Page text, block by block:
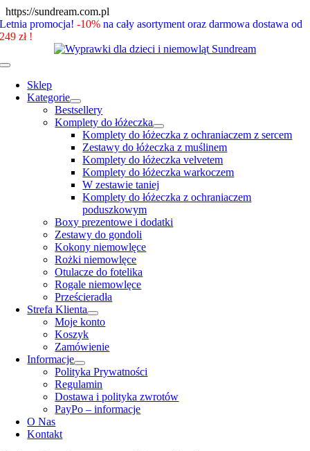
https://sundream.com.pl
to
Letnia promocja!-10% na cały asortyment oraz darmowa dostawa od
249 zł !
Toggle
Navigation
Sklep
Kategorie
Bestsellery
Komplety do łóżeczka
Komplety do łóżeczka z ochraniaczem z sercem
Zestawy do łóżeczka z muślinem
Komplety do łóżeczka velvetem
Komplety do łóżeczka warkoczem
W zestawie taniej
Komplety do łóżeczka z ochraniaczem
poduszkowym
Boxy prezentowe i dodatki
Zestawy do gondoli
Kokony niemowlęce
Rożki niemowlęce
Otulacze do fotelika
Rogale niemowlęce
Prześcieradła
Strefa Klienta
Moje konto
Koszyk
Zamówienie
Informacje
Polityka Prywatności
Regulamin
Dostawa i polityka zwrotów
PayPo – informacje
O Nas
Kontakt